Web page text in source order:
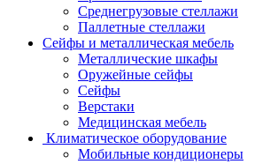
Среднегрузовые стеллажи
Паллетные стеллажи
Сейфы и металлическая мебель
Металлические шкафы
Оружейные сейфы
Сейфы
Верстаки
Медицинская мебель
Климатическое оборудование
Мобильные кондиционеры